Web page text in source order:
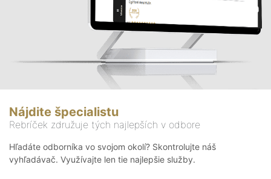
Nájdite špecialistu
Rebríček združuje tých najlepších v odbore
Hľadáte odborníka vo svojom okolí? Skontrolujte náš
vyhľadávač. Využívajte len tie najlepšie služby.